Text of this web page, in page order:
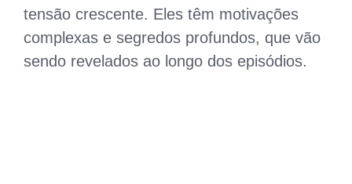
tensão crescente. Eles têm motivações
complexas e segredos profundos, que vão
sendo revelados ao longo dos episódios.